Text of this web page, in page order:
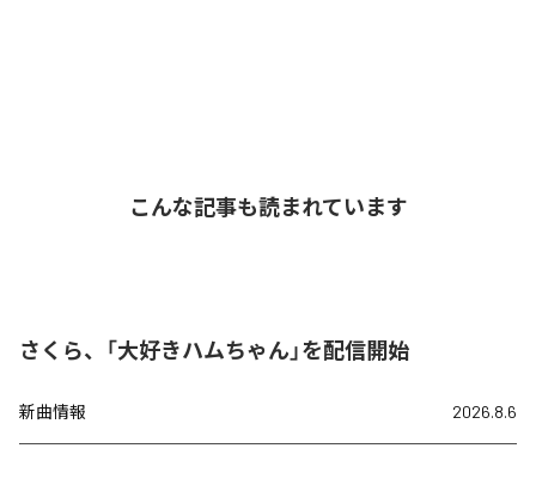
こんな記事も読まれています
さくら、「大好きハムちゃん」を配信開始
新曲情報 2026.8.6